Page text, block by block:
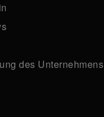
des Unternehmens